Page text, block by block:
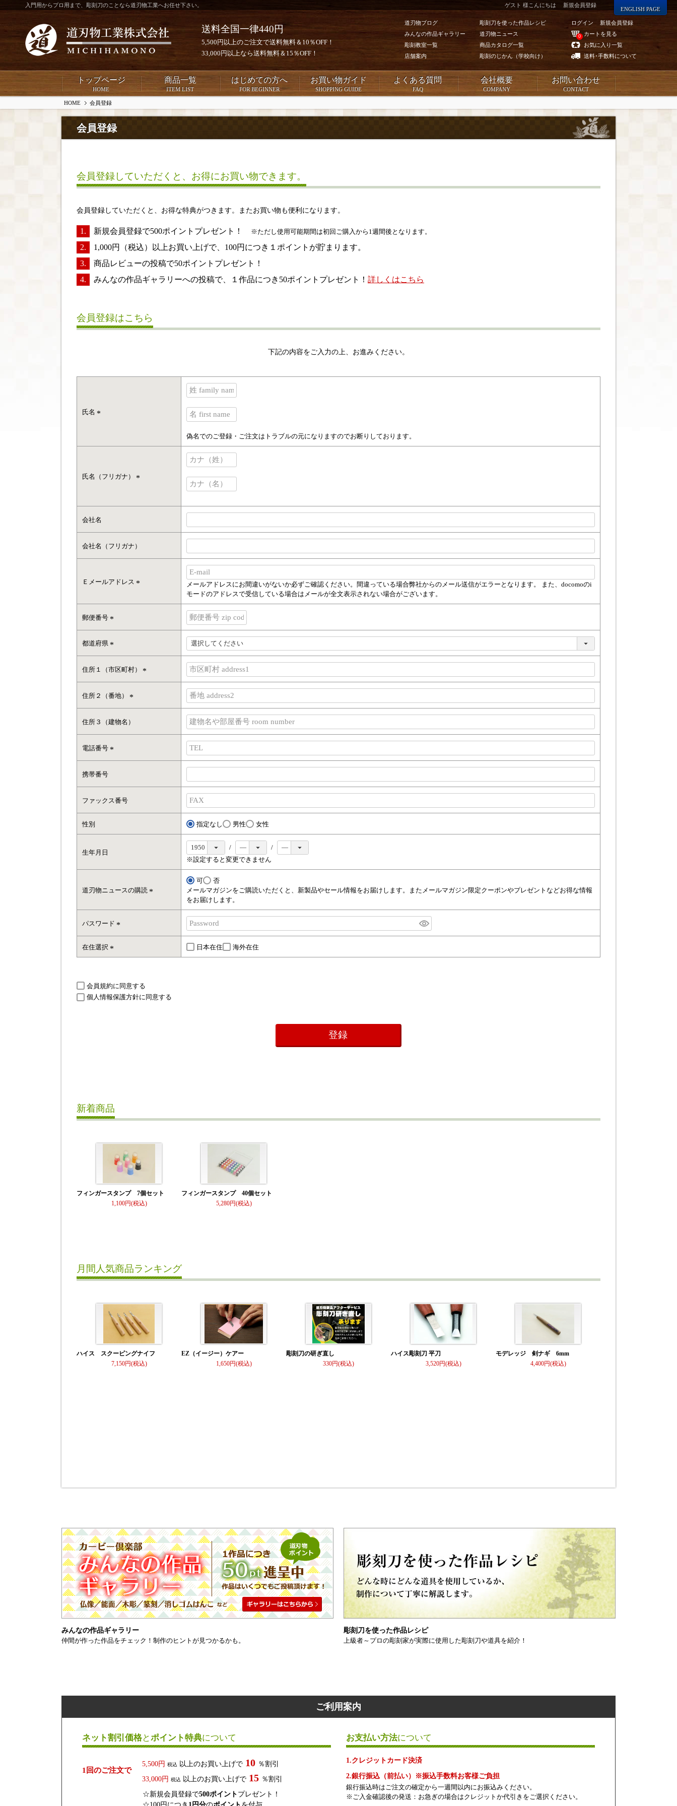
入門用からプロ用まで、彫刻刀のことなら道刃物工業へお任せ下さい。
送料全国一律440円
5,500円以上のご注文で送料無料＆10％OFF！
33,000円以上なら送料無料＆15％OFF！
道刃物ブログ
みんなの作品ギャラリー
彫刻教室一覧
店舗案内
彫刻刀を使った作品レシピ
道刃物ニュース
商品カタログ一覧
彫刻のじかん（学校向け）
ログイン 新規会員登録
0
カートを見る
お気に入り一覧
送料･手数料について
ゲスト 様こんにちは 新規会員登録
ENGLISH PAGE
トップページ
HOME
商品一覧
ITEM LIST
はじめての方へ
FOR BEGINNER
お買い物ガイド
SHOPPING GUIDE
よくある質問
FAQ
会社概要
COMPANY
お問い合わせ
CONTACT
HOME 会員登録
会員登録
会員登録していただくと、お得にお買い物できます。
会員登録していただくと、お得な特典がつきます。またお買い物も便利になります。
新規会員登録で500ポイントプレゼント！ ※ただし使用可能期間は初回ご購入から1週間後となります。
1,000円（税込）以上お買い上げで、100円につき１ポイントが貯まります。
商品レビューの投稿で50ポイントプレゼント！
みんなの作品ギャラリーへの投稿で、１作品につき50ポイントプレゼント！ 詳しくはこちら
会員登録はこちら
下記の内容をご入力の上、お進みください。
氏名
偽名でのご登録・ご注文はトラブルの元になりますのでお断りしております。
氏名（フリガナ）
須
会社名
会社名（フリガナ）
Ｅメールアドレス
必
メールアドレスにお間違いがないか必ずご確認ください。間違っている場合弊社からのメール送信がエラーとなります。 また、docomoのi
モードのアドレスで受信している場合はメールが全文表示されない場合がございます。
郵便番号
(
)
都道府県
(
必
須
)
住所１（市区町村）
(
)
住所２（番地）
(
須
)
住所３（建物名）
電話番号
(
)
携帯番号
ファックス番号
性別 指定なし 男性 女性
生年月日
※設定すると変更できません
道刃物ニュースの購読
必
可
否
メールマガジンをご購読いただくと、新製品やセール情報をお届けします。またメールマガジン限定クーポンやプレゼントなどお得な情報
をお届けします。
パスワード
(
在住選択
(
)
日本在住 海外在住
会員規約に同意する
個人情報保護方針に同意する
登録
新着商品
フィンガースタンプ 7個セット
1,100
フィンガースタンプ 40個セット
5,280
月間人気商品ランキング
ハイス スクーピングナイフ
7,150
EZ（イージー）ケアー
1,650
彫刻刀の研ぎ直し
330
ハイス彫刻刀 平刀
3,520
モデレッジ 剣ナギ 6mm
4,400
みんなの作品ギャラリー
仲間が作った作品をチェック！制作のヒントが見つかるかも。
彫刻刀を使った作品レシピ
上級者～プロの彫刻家が実際に使用した彫刻刀や道具を紹介！
ご利用案内
ネット割引価格とポイント特典について
1回のご注文で
5,500円 税込 以上のお買い上げで 10 ％割引
33,000円 税込 以上のお買い上げで 15 ％割引
☆新規会員登録で500ポイント プレゼント！
お支払い方法について
1.クレジットカード決済
2.銀行振込（前払い）※振込手数料お客様ご負担
銀行振込時はご注文の確定から一週間以内にお振込みください。
※ご入金確認後の発送：お急ぎの場合はクレジットか代引きをご選択ください。